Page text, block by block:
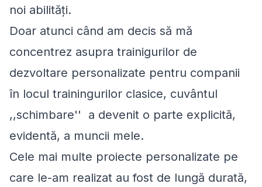
noi abilități.
Doar atunci când am decis să mă
concentrez asupra trainigurilor de
dezvoltare personalizate pentru companii
în locul trainingurilor clasice, cuvântul
,,schimbare'' a devenit o parte explicită,
evidentă, a muncii mele.
Cele mai multe proiecte personalizate pe
care le-am realizat au fost de lungă durată,